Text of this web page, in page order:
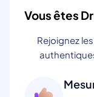
Vous êtes
Rejoignez